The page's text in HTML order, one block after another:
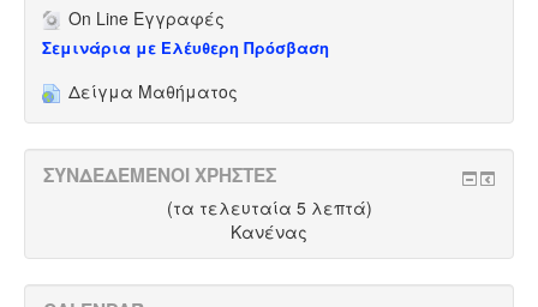
On Line Εγγραφές
Σεμινάρια με Ελέυθερη Πρόσβαση
Δείγμα Μαθήματος
ΣΥΝΔΕΔΕΜΈΝΟΙ ΧΡΉΣΤΕΣ
(τα τελευταία 5 λεπτά)
Κανένας